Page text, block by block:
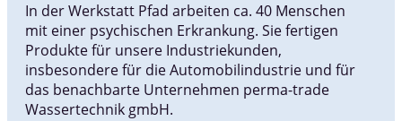
In der Werkstatt Pfad arbeiten ca. 40 Menschen
mit einer psychischen Erkrankung. Sie fertigen
Produkte für unsere Industriekunden,
insbesondere für die Automobilindustrie und für
das benachbarte Unternehmen perma-trade
Wassertechnik gmbH.